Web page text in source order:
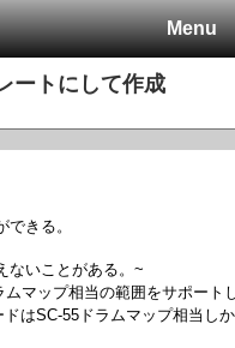
Menu
ートにして作成